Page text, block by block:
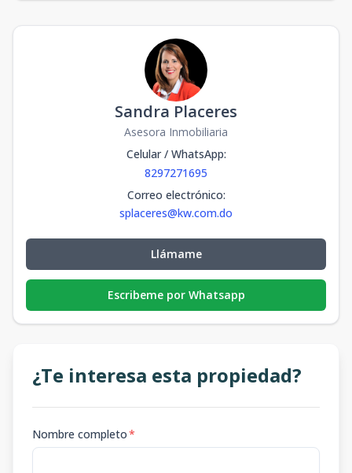
Sandra Placeres
Asesora Inmobiliaria
Celular / WhatsApp:
8297271695
Correo electrónico:
splaceres@kw.com.do
Llámame
Escribeme por Whatsapp
¿Te interesa esta propiedad?
Nombre completo*